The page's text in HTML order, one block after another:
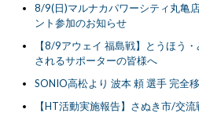
8/9(日)マルナカパワーシティ丸亀
ント参加のお知らせ
【8/9アウェイ 福島戦】とうほう
されるサポーターの皆様へ
SONIO高松より 波本 頼 選手 完全
【HT活動実施報告】さぬき市/交